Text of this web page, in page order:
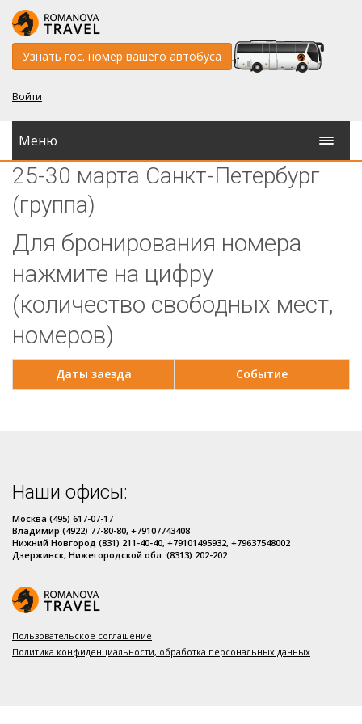
Узнать гос. номер вашего автобуса
Войти
Меню
25-30 марта Санкт-Петербург
(группа)
Для бронирования номера
нажмите на цифру
(количество свободных мест,
номеров)
Даты заезда Событие
Наши офисы:
Москва (495) 617-07-17
Владимир (4922) 77-80-80, +79107743408
Нижний Новгород (831) 211-40-40, +79101495932, +79637548002
Дзержинск, Нижегородской обл. (8313) 202-202
Пользовательское соглашение
Политика конфиденциальности, обработка персональных данных